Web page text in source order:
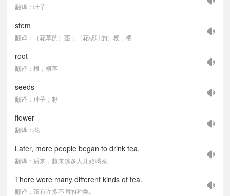
翻译：叶子
stem
翻译：（花草的）茎；（花或叶的）梗，柄
root
翻译：根；根茎
seeds
翻译：种子；籽
flower
翻译：花
Later, more people began to drink tea.
翻译：后来，越来越多人开始喝茶。
There were many different kinds of tea.
翻译：茶有许多不同的种类。